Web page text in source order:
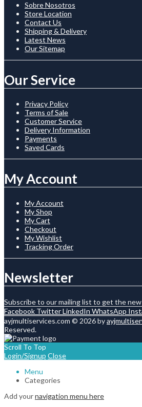
Sobre Nosotros
Store Location
Contact Us
Shipping & Delivery
Latest News
Our Sitemap
Our Service
Privacy Policy
Terms of Sale
Customer Service
Delivery Information
Payments
Saved Cards
My Account
My Account
My Shop
My Cart
Checkout
My Wishlist
Tracking Order
Newsletter
Subscribe to our mailing list to get the
Facebook TwitterLinkedIn WhatsApp
ayjmultiservices.com © 2026 by
Reserved.
Scroll To Top
Login/Signup Close
Menu
Categories
Add yournavigation menu here